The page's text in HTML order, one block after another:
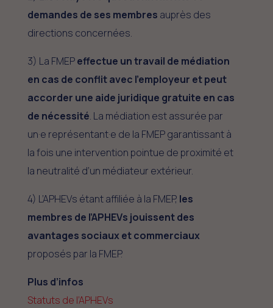
demandes de ses membres auprès des
directions concernées.
3) La FMEPeffectue un travail de médiation
en cas de conflit avec l’employeur et peut
accorder une aide juridique gratuite en cas
de nécessité. La médiation est assurée par
un·e représentant·e de la FMEP garantissant à
la fois une intervention pointue de proximité et
la neutralité d’un médiateur extérieur.
4) L’APHEVs étant affiliée à la FMEP, les
membres de l’APHEVs jouissent des
avantages sociaux et commerciaux
proposés par la FMEP.
Plus d’infos
Statuts de l’APHEVs